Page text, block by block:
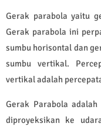
Gerak parabola yaitu
Gerak parabola ini
sumbu horisontal dan
sumbu vertikal.
vertikal adalah
Gerak Parabola
diproyeksikan ke